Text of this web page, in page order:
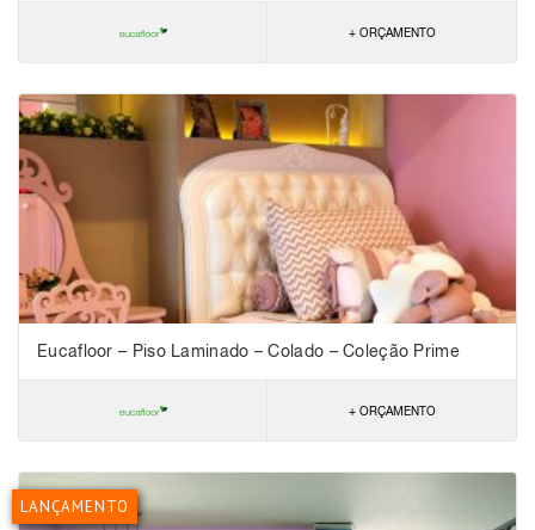
+ ORÇAMENTO
Eucafloor – Piso Laminado – Colado – Coleção Prime
+ ORÇAMENTO
LANÇAMENTO